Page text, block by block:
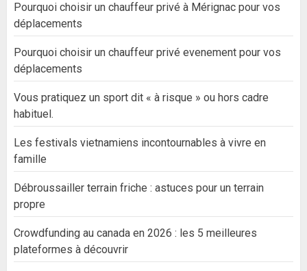
Pourquoi choisir un chauffeur privé à Mérignac pour vos
déplacements
Pourquoi choisir un chauffeur privé evenement pour vos
déplacements
Vous pratiquez un sport dit « à risque » ou hors cadre
habituel.
Les festivals vietnamiens incontournables à vivre en
famille
Débroussailler terrain friche : astuces pour un terrain
propre
Crowdfunding au canada en 2026 : les 5 meilleures
plateformes à découvrir